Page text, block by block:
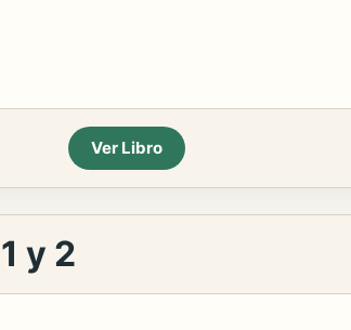
Ver Libro
y 2